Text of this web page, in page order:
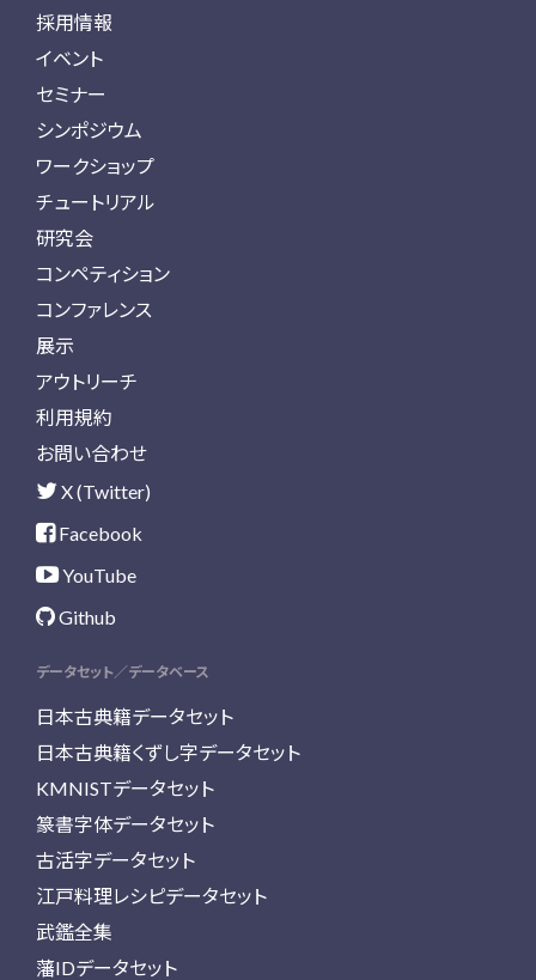
採用情報
イベント
セミナー
シンポジウム
ワークショップ
チュートリアル
研究会
コンペティション
コンファレンス
展示
アウトリーチ
利用規約
お問い合わせ
X (Twitter)
Facebook
YouTube
Github
データセット／データベース
日本古典籍データセット
日本古典籍くずし字データセット
KMNISTデータセット
篆書字体データセット
古活字データセット
江戸料理レシピデータセット
武鑑全集
藩IDデータセット